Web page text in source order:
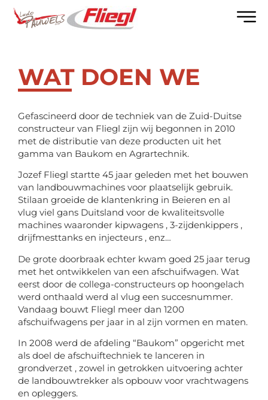
WAT DOEN WE
Gefascineerd door de techniek van de Zuid-Duitse
constructeur van Fliegl zijn wij begonnen in 2010
met de distributie van deze producten uit het
gamma van Baukom en Agrartechnik.
Jozef Fliegl startte 45 jaar geleden met het bouwen
van landbouwmachines voor plaatselijk gebruik.
Stilaan groeide de klantenkring in Beieren en al
vlug viel gans Duitsland voor de kwaliteitsvolle
machines waaronder kipwagens , 3-zijdenkippers ,
drijfmesttanks en injecteurs , enz…
De grote doorbraak echter kwam goed 25 jaar terug
met het ontwikkelen van een afschuifwagen. Wat
eerst door de collega-constructeurs op hoongelach
werd onthaald werd al vlug een succesnummer.
Vandaag bouwt Fliegl meer dan 1200
afschuifwagens per jaar in al zijn vormen en maten.
In 2008 werd de afdeling “Baukom” opgericht met
als doel de afschuiftechniek te lanceren in
grondverzet , zowel in getrokken uitvoering achter
de landbouwtrekker als opbouw voor vrachtwagens
en opleggers.